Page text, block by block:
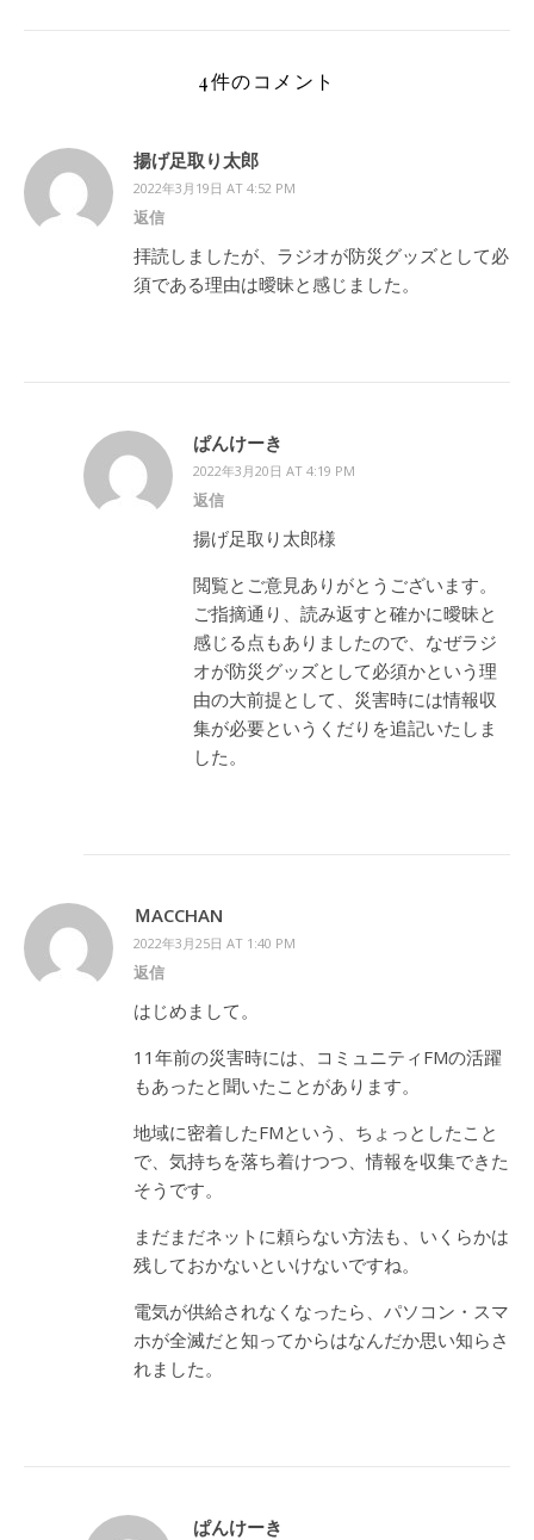
4件のコメント
揚げ足取り太郎
2022年3月19日 AT 4:52 PM
返信
拝読しましたが、ラジオが防災グッズとして必
須である理由は曖昧と感じました。
ぱんけーき
2022年3月20日 AT 4:19 PM
返信
揚げ足取り太郎様
閲覧とご意見ありがとうございます。
ご指摘通り、読み返すと確かに曖昧と
感じる点もありましたので、なぜラジ
オが防災グッズとして必須かという理
由の大前提として、災害時には情報収
集が必要というくだりを追記いたしま
した。
ＭACCHAN
2022年3月25日 AT 1:40 PM
返信
はじめまして。
11年前の災害時には、コミュニティFMの活躍
もあったと聞いたことがあります。
地域に密着したFMという、ちょっとしたこと
で、気持ちを落ち着けつつ、情報を収集できた
そうです。
まだまだネットに頼らない方法も、いくらかは
残しておかないといけないですね。
電気が供給されなくなったら、パソコン・スマ
ホが全滅だと知ってからはなんだか思い知らさ
れました。
ぱんけーき